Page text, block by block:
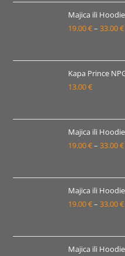
Majica ili
19.00€– 33.00€
Kapa Prince
13.00€
Majica ili
19.00€– 33.00€
Majica ili
19.00€– 33.00€
Majica ili